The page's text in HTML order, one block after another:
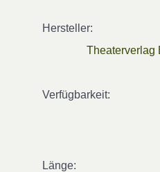
Hersteller:
Theaterverlag
Verfügbarkeit:
Länge: